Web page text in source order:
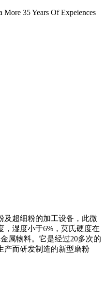
More 35 Years Of Expeiences
及超细粉的加工设备，此微
，湿度小于6%，莫氏硬度在
属物料。它是经过20多次的
产而研发制造的新型磨粉